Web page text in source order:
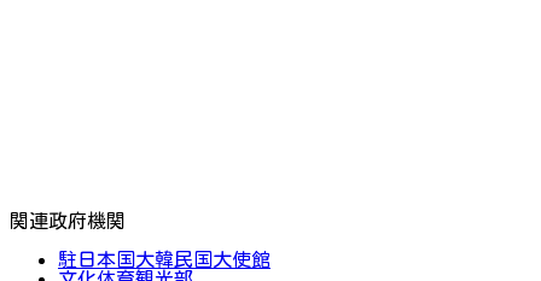
関連政府機関
駐日本国大韓民国大使館